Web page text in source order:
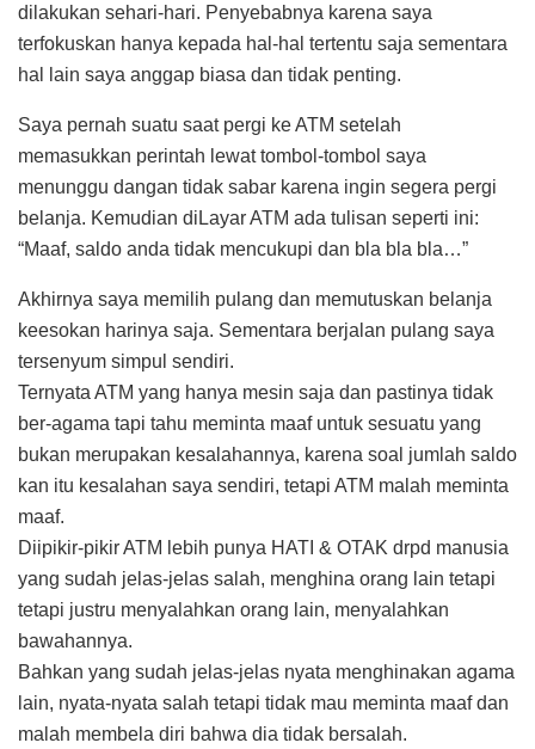
dilakukan sehari-hari. Penyebabnya karena saya
terfokuskan hanya kepada hal-hal tertentu saja sementara
hal lain saya anggap biasa dan tidak penting.
Saya pernah suatu saat pergi ke ATM setelah
memasukkan perintah lewat tombol-tombol saya
menunggu dangan tidak sabar karena ingin segera pergi
belanja. Kemudian diLayar ATM ada tulisan seperti ini:
“Maaf, saldo anda tidak mencukupi dan bla bla bla…”
Akhirnya saya memilih pulang dan memutuskan belanja
keesokan harinya saja. Sementara berjalan pulang saya
tersenyum simpul sendiri.
Ternyata ATM yang hanya mesin saja dan pastinya tidak
ber-agama tapi tahu meminta maaf untuk sesuatu yang
bukan merupakan kesalahannya, karena soal jumlah saldo
kan itu kesalahan saya sendiri, tetapi ATM malah meminta
maaf.
Diipikir-pikir ATM lebih punya HATI & OTAK drpd manusia
yang sudah jelas-jelas salah, menghina orang lain tetapi
tetapi justru menyalahkan orang lain, menyalahkan
bawahannya.
Bahkan yang sudah jelas-jelas nyata menghinakan agama
lain, nyata-nyata salah tetapi tidak mau meminta maaf dan
malah membela diri bahwa dia tidak bersalah.